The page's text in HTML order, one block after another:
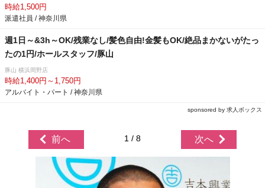
時給1,500円
派遣社員 / 神奈川県
週1日～&3h～OK/残業なし/髪色自由!金髪もOK/絶品まかないがたっ
たの1円/ホールスタッフ/豚山
豚山 横浜岡野店
時給1,400円～1,750円
アルバイト・パート / 神奈川県
sponsored by 求人ボックス
前へ 1 / 8 次へ